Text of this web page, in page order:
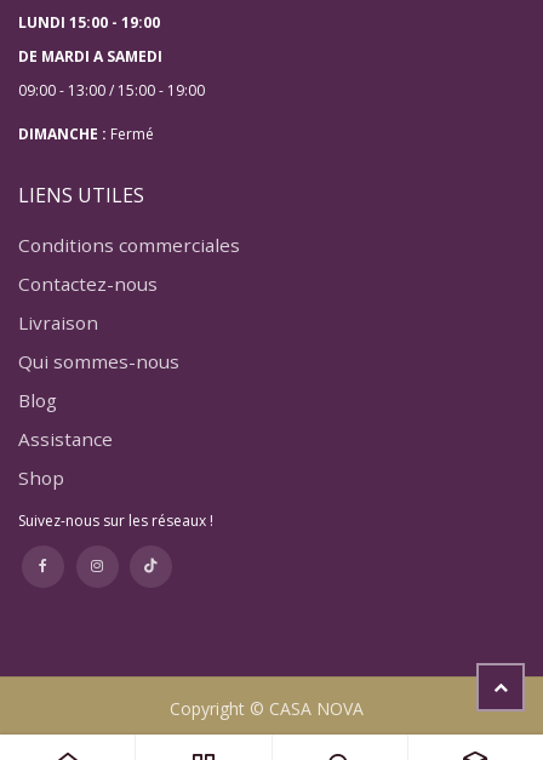
LUNDI 15:00 - 19:00
DE MARDI A SAMEDI
09:00 - 13:00 / 15:00 - 19:00
DIMANCHE : Fermé
LIENS UTILES
Conditions commerciales
Contactez-nous
Livraison
Qui sommes-nous
Blog
Assistance
Shop
Suivez-nous sur les réseaux !
Copyright © CASA NOVA